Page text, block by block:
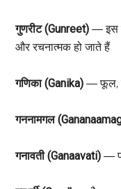
गुणरीट (Gunreet) ― इस
और रचनात्मक हो जाते हैं
गणिका (Ganika) ― फूल,
गननामगल
गनावती (Ganaavati) ―